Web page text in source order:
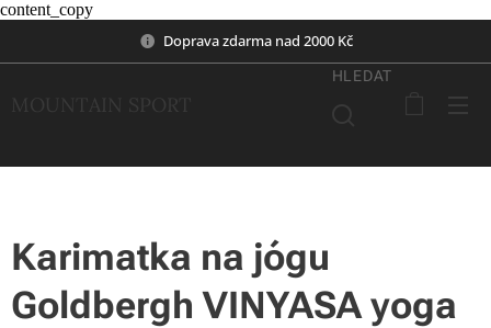
content_copy
Doprava zdarma nad 2000 Kč
MOUNTAIN SPORT
HLEDAT
Karimatka na jógu
Goldbergh VINYASA yoga